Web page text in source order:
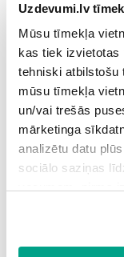
Uzdevumi.lv
Mūsu tīmekļa
kas tiek izvietotas
tehniski atbilstošu
mūsu tīmekļa
un/vai trešās
mārketinga
analizētu datu
sociālo saziņas
Spiežot uz pogas
sīkdatnēm, kas